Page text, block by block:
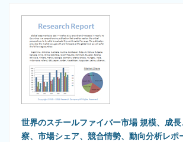
世界のスチールファイバー市場 規模、成長
察、市場シェア、競合情勢、動向分析レポ